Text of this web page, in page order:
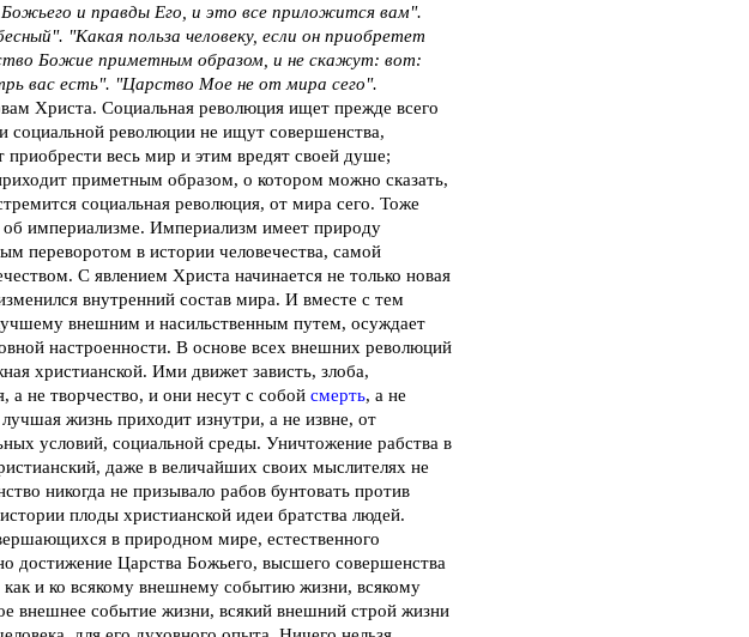
и правды Его, и это все приложится вам".
"Какая польза человеку, если он приобретет
Божие приметным образом, и не скажут: вот:
вас есть". "Царство Мое не от мира сего".
Христа. Социальная революция ищет прежде всего
социальной революции не ищут совершенства,
весь мир и этим вредят своей душе;
приметным образом, о котором можно сказать,
социальная революция, от мира сего. Тоже
империализме. Империализм имеет природу
переворотом в истории человечества, самой
С явлением Христа начинается не только новая
внутренний состав мира. И вместе с тем
внешним и насильственным путем, осуждает
настроенности. В основе всех внешних революций
христианской. Ими движет зависть, злоба,
а не творчество, и они несут с собой смерть, а не
жизнь приходит изнутри, а не извне, от
условий, социальной среды. Уничтожение рабства в
даже в величайших своих мыслителях не
никогда не призывало рабов бунтовать против
плоды христианской идеи братства людей.
в природном мире, естественного
достижение Царства Божьего, высшего совершенства
и ко всякому внешнему событию жизни, всякому
внешнее событие жизни, всякий внешний строй жизни